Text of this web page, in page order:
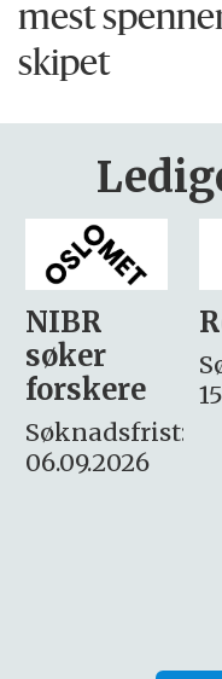
mest
skipet
Rektor
Søknadsfrist:
15.09.2026